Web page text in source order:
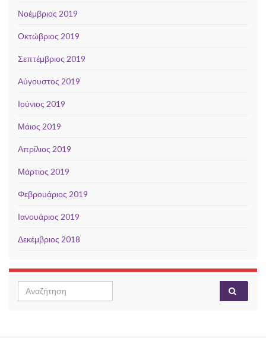
Νοέμβριος 2019
Οκτώβριος 2019
Σεπτέμβριος 2019
Αύγουστος 2019
Ιούνιος 2019
Μάιος 2019
Απρίλιος 2019
Μάρτιος 2019
Φεβρουάριος 2019
Ιανουάριος 2019
Δεκέμβριος 2018
Search for: